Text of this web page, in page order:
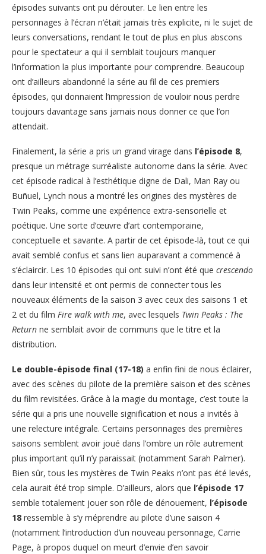
épisodes suivants ont pu dérouter. Le lien entre les
personnages à l’écran n’était jamais très explicite, ni le sujet de
leurs conversations, rendant le tout de plus en plus abscons
pour le spectateur a qui il semblait toujours manquer
l’information la plus importante pour comprendre. Beaucoup
ont d’ailleurs abandonné la série au fil de ces premiers
épisodes, qui donnaient l’impression de vouloir nous perdre
toujours davantage sans jamais nous donner ce que l’on
attendait.
Finalement, la série a pris un grand virage dans l’épisode 8,
presque un métrage surréaliste autonome dans la série. Avec
cet épisode radical à l’esthétique digne de Dali, Man Ray ou
Buñuel, Lynch nous a montré les origines des mystères de
Twin Peaks, comme une expérience extra-sensorielle et
poétique. Une sorte d’œuvre d’art contemporaine,
conceptuelle et savante. A partir de cet épisode-là, tout ce qui
avait semblé confus et sans lien auparavant a commencé à
s’éclaircir. Les 10 épisodes qui ont suivi n’ont été que crescendo
dans leur intensité et ont permis de connecter tous les
nouveaux éléments de la saison 3 avec ceux des saisons 1 et
2 et du film Fire walk with me, avec lesquels Twin Peaks : The
Return ne semblait avoir de communs que le titre et la
distribution.
Le double-épisode final (17-18) a enfin fini de nous éclairer,
avec des scènes du pilote de la première saison et des scènes
du film revisitées. Grâce à la magie du montage, c’est toute la
série qui a pris une nouvelle signification et nous a invités à
une relecture intégrale. Certains personnages des premières
saisons semblent avoir joué dans l’ombre un rôle autrement
plus important qu’il n’y paraissait (notamment Sarah Palmer).
Bien sûr, tous les mystères de Twin Peaks n’ont pas été levés,
cela aurait été trop simple. D’ailleurs, alors que l’épisode 17
semble totalement jouer son rôle de dénouement, l’épisode
18 ressemble à s’y méprendre au pilote d’une saison 4
(notamment l’introduction d’un nouveau personnage, Carrie
Page, à propos duquel on meurt d’envie d’en savoir